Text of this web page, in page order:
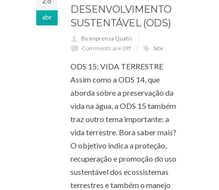
abr
DESENVOLVIMENTO
SUSTENTÁVEL (ODS)
By Imprensa Quatis
Comments are Off
Site
ODS 15: VIDA TERRESTRE
Assim como a ODS 14, que
aborda sobre a preservação da
vida na água, a ODS 15 também
traz outro tema importante: a
vida terrestre. Bora saber mais?
O objetivo indica a proteção,
recuperação e promoção do uso
sustentável dos ecossistemas
terrestres e também o manejo